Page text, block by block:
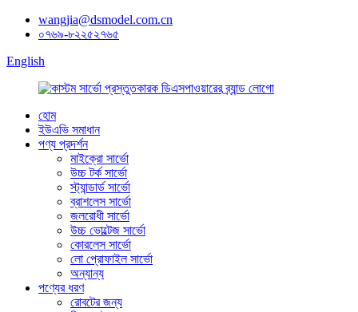
wangjia@dsmodel.com.cn
০৭৬৯-৮২২৫২৭৬৫
English
হোম
ইউএভি সমাধান
পণ্য প্রদর্শন
মাইক্রো সার্ভো
উচ্চ টর্ক সার্ভো
স্ট্যান্ডার্ড সার্ভো
ব্রাশলেস সার্ভো
জলরোধী সার্ভো
উচ্চ ভোল্টেজ সার্ভো
কোরলেস সার্ভো
লো প্রোফাইল সার্ভো
অন্যান্য
পণ্যের ধরণ
রোবটের জন্য